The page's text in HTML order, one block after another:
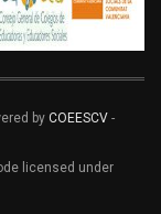
by COEESCV -
licensed under